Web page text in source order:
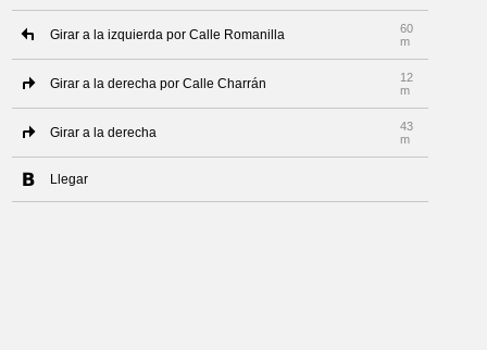
Girar a la izquierda por Calle Romanilla
60
m
Girar a la derecha por Calle Charrán
12
m
Girar a la derecha
43
m
Llegar